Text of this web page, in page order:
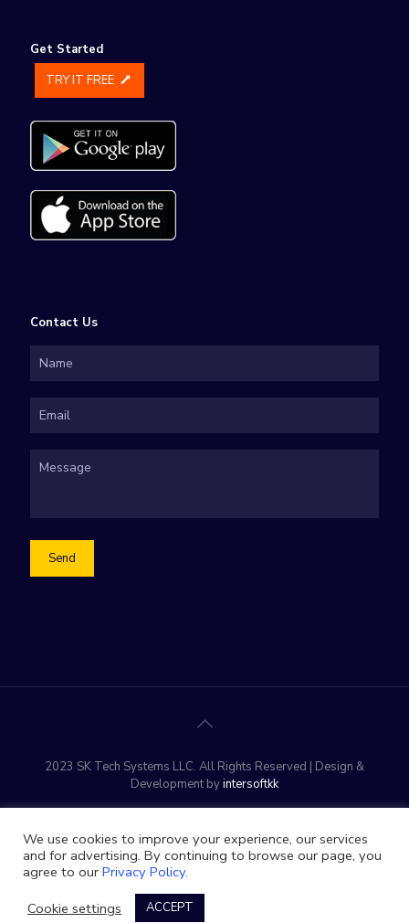
Get Started
TRY IT FREE
Contact Us
2023 SK Tech Systems LLC. All Rights Reserved | Design &
Development byintersoftkk
We use cookies to improve your experience, our services
and for advertising. By continuing to browse our page, you
agree to our Privacy Policy.
Cookie settings
ACCEPT